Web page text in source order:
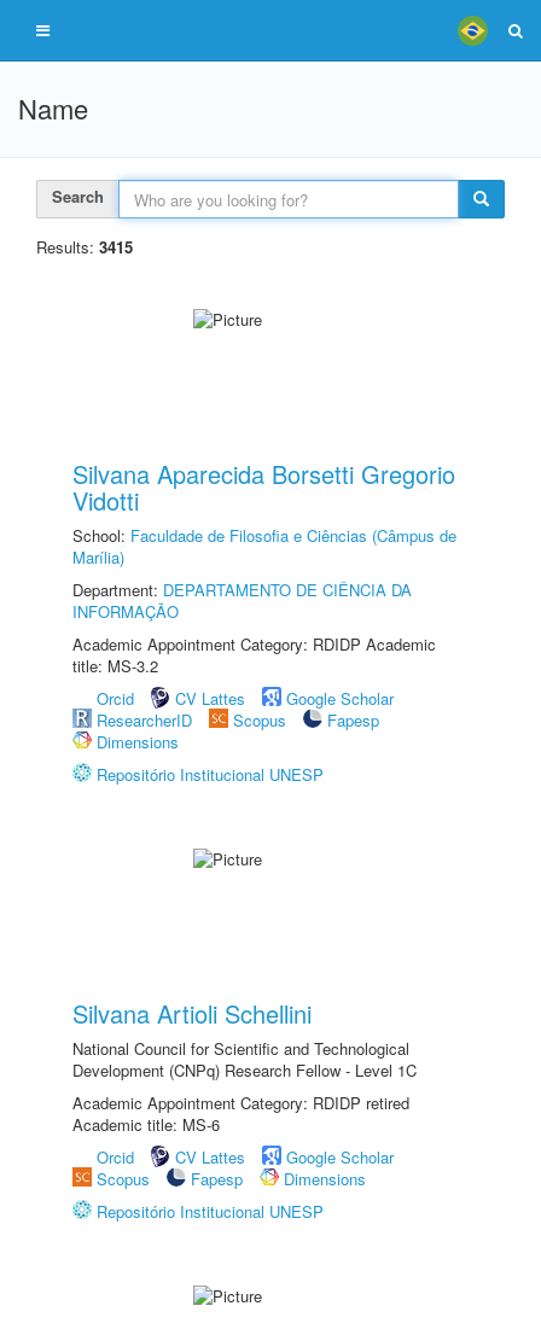
Name
Search
Results: 3415
Silvana Aparecida Borsetti Gregorio
Vidotti
School: Faculdade de Filosofia e Ciências (Câmpus de
Marília)
Department: DEPARTAMENTO DE CIÊNCIA DA
INFORMAÇÃO
Academic Appointment Category: RDIDP Academic
title: MS-3.2
Orcid
CV Lattes
Google Scholar
ResearcherID
Scopus
Fapesp
Dimensions
Repositório Institucional UNESP
Silvana Artioli Schellini
National Council for Scientific and Technological
Development (CNPq) Research Fellow - Level 1C
Academic Appointment Category: RDIDP retired
Academic title: MS-6
Orcid
CV Lattes
Google Scholar
Scopus
Fapesp
Dimensions
Repositório Institucional UNESP